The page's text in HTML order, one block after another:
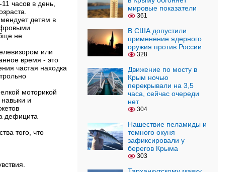
часов в день,
детям в
не
или
время - это
частая находка
моторикой
и
дефицита
того, что
мировые показатели
361
В США допустили
применение ядерного
оружия против России
328
Движение по мосту в
Крым ночью
перекрывали на 3,5
часа, сейчас очереди
нет
304
Нашествие пеламиды и
темного окуня
зафиксировали у
берегов Крыма
303